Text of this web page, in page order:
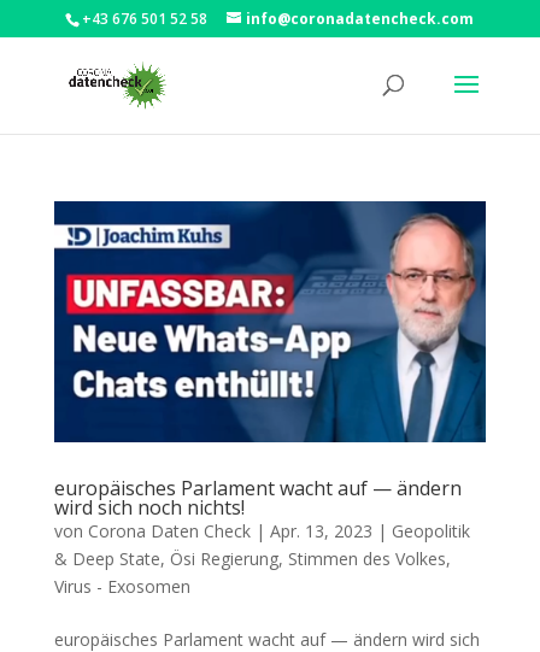
+43 676 501 52 58 info@coronadatencheck.com
europäisches Parlament wacht auf — ändern
wird sich noch nichts!
von Corona Daten Check| Apr. 13, 2023 | Geopolitik
& Deep State, Ösi Regierung, Stimmen des Volkes,
Virus - Exosomen
europäisches Parlament wacht auf — ändern wird sich